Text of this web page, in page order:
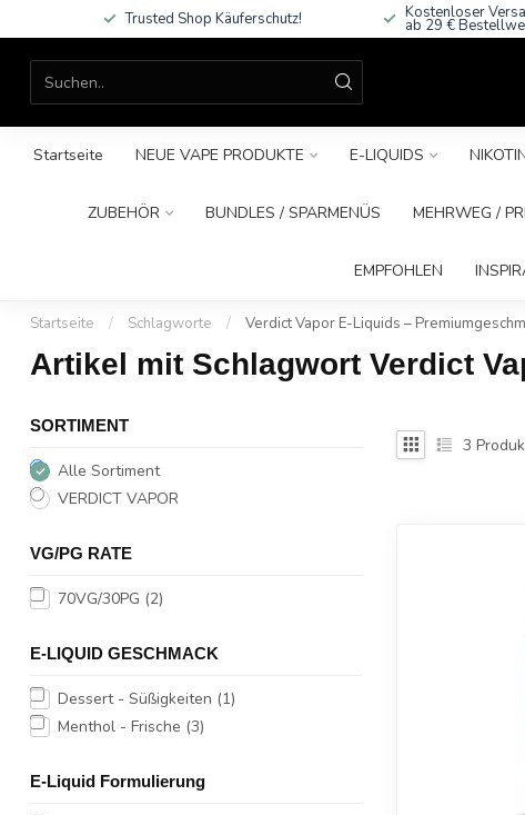
Trusted Shop Käuferschutz! Kostenloser
ab 29 €
Startseite NEUE VAPE PRODUKTE E-LIQUIDS
ZUBEHÖR BUNDLES / SPARMENÜS MEHRWEG /
EMPFOHLEN
Startseite / Schlagworte / Verdict Vapor E-Liquids –
Artikel mit Schlagwort Verdict
SORTIMENT
Alle Sortiment
VERDICT VAPOR
VG/PG RATE
70VG/30PG (2)
E-LIQUID GESCHMACK
Dessert - Süßigkeiten (1)
Menthol - Frische (3)
E-Liquid Formulierung
3